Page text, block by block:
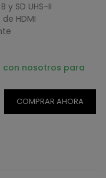
y SD UHS-II
HDMI
nosotros para
COMPRAR AHORA